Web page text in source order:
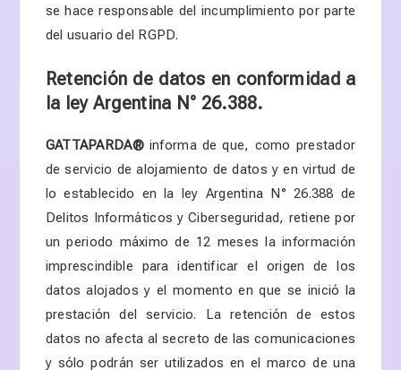
se hace responsable del incumplimiento por parte
del usuario del RGPD.
Retención de datos en conformidad a
a ley Argentina N° 26.388.
GATTAPARDA® informa de que, como prestador
de servicio de alojamiento de datos y en virtud de
lo establecido en la ley Argentina N° 26.388 de
Delitos Informáticos y Ciberseguridad, retiene por
un periodo máximo de 12 meses la información
imprescindible para identificar el origen de los
datos alojados y el momento en que se inició la
prestación del servicio. La retención de estos
datos no afecta al secreto de las comunicaciones
y sólo podrán ser utilizados en el marco de una